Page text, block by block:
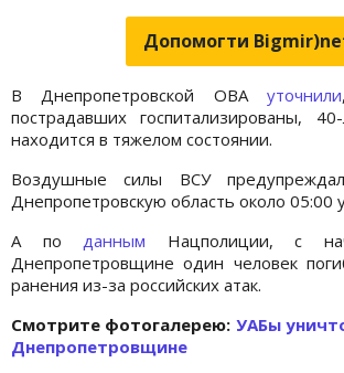
Допомогти
В Днепропетровской ОВАуточнили
пострадавших госпитализированы,
находится в тяжелом состоянии.
Воздушные силы ВСУ
Днепропетровскую область около 05:00
А по данным Нацполиции, с
Днепропетровщине один человек
ранения из-за российских атак.
Cмотрите фотогалерею: УАБы
Днепропетровщине